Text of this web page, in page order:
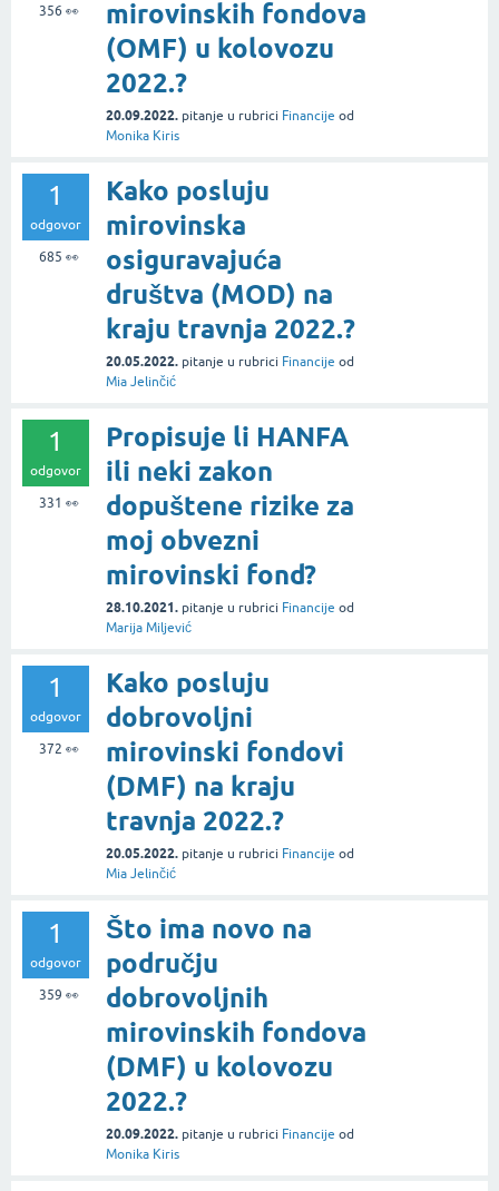
356 👀
mirovinskih fondova
(OMF) u kolovozu
2022.?
20.09.2022. pitanje u rubrici Financije od
Monika Kiris
1
odgovor
685 👀
Kako posluju
mirovinska
osiguravajuća
društva (MOD) na
kraju travnja 2022.?
20.05.2022. pitanje u rubrici Financije od
Mia Jelinčić
1
odgovor
331 👀
Propisuje li HANFA
ili neki zakon
dopuštene rizike za
moj obvezni
mirovinski fond?
28.10.2021. pitanje u rubrici Financije od
Marija Miljević
1
odgovor
372 👀
Kako posluju
dobrovoljni
mirovinski fondovi
(DMF) na kraju
travnja 2022.?
20.05.2022. pitanje u rubrici Financije od
Mia Jelinčić
1
odgovor
359 👀
Što ima novo na
području
dobrovoljnih
mirovinskih fondova
(DMF) u kolovozu
2022.?
20.09.2022. pitanje u rubrici Financije od
Monika Kiris